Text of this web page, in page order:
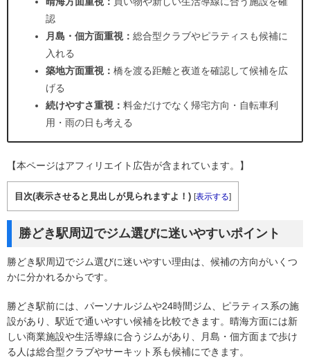
認
月島・佃方面重視： 総合型クラブやピラティスも候補に
入れる
築地方面重視： 橋を渡る距離と夜道を確認して候補を広
げる
続けやすさ重視： 料金だけでなく帰宅方向・自転車利
用・雨の日も考える
【本ページはアフィリエイト広告が含まれています。】
目次(表示させると見出しが見られますよ！) [表示する]
勝どき駅周辺でジム選びに迷いやすいポイント
勝どき駅周辺でジム選びに迷いやすい理由は、候補の方向がいくつ
かに分かれるからです。
勝どき駅前には、パーソナルジムや24時間ジム、ピラティス系の施
設があり、駅近で通いやすい候補を比較できます。晴海方面には新
しい商業施設や生活導線に合うジムがあり、月島・佃方面まで歩け
る人は総合型クラブやサーキット系も候補にできます。